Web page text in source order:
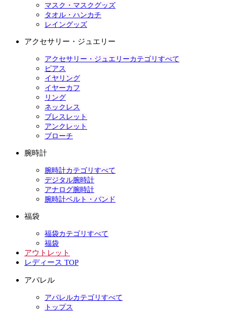
マスク・マスクグッズ
タオル・ハンカチ
レイングッズ
アクセサリー・ジュエリー
アクセサリー・ジュエリーカテゴリすべて
ピアス
イヤリング
イヤーカフ
リング
ネックレス
ブレスレット
アンクレット
ブローチ
腕時計
腕時計カテゴリすべて
デジタル腕時計
アナログ腕時計
腕時計ベルト・バンド
福袋
福袋カテゴリすべて
福袋
アウトレット
レディース TOP
アパレル
アパレルカテゴリすべて
トップス